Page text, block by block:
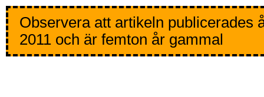
Observera att artikeln publicerades
2011 och är femton år gammal